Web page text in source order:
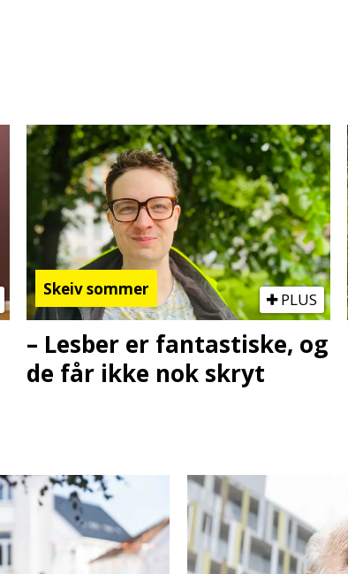
Skeiv sommer
PLUS
– Lesber er fantastiske, og
de får ikke nok skryt